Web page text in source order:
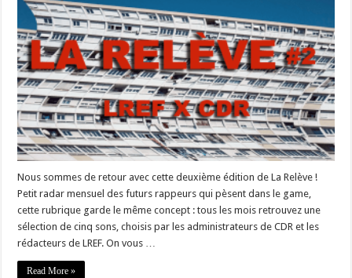
Nous sommes de retour avec cette deuxième édition de La Relève !
Petit radar mensuel des futurs rappeurs qui pèsent dans le game,
cette rubrique garde le même concept : tous les mois retrouvez une
sélection de cinq sons, choisis par les administrateurs de CDR et les
rédacteurs de LREF. On vous …
Read More »